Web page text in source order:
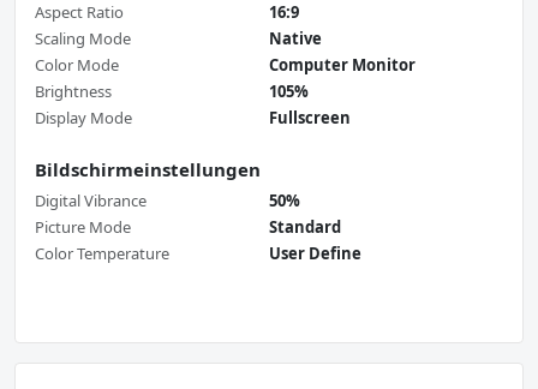
Aspect Ratio
16:9
Scaling Mode
Native
Color Mode
Computer Monitor
Brightness
105%
Display Mode
Fullscreen
Bildschirmeinstellungen
Digital Vibrance
50%
Picture Mode
Standard
Color Temperature
User Define